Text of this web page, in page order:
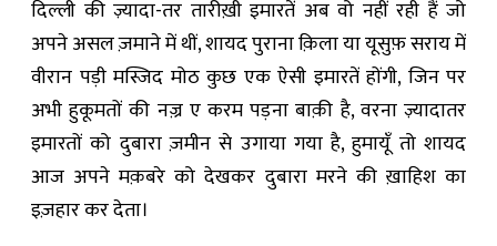
दिल्ली की ज़्यादा-तर तारीख़ी इमारतें अब वो नहीं रही हैं जो
अपने असल ज़माने में थीं,शायद पुराना क़िला या यूसुफ़ सराय में
वीरान पड़ी मस्जिद मोठ कुछ एक ऐसी इमारतें होंगी, जिन पर
अभी हुकूमतों की नज़्र ए करम पड़ना बाक़ी है,वरना ज़्यादातर
इमारतों को दुबारा ज़मीन से उगाया गया है,हुमायूँ तो शायद
आज अपने मक़बरे को देखकर दुबारा मरने की ख़ाहिश का
इज़हार कर देता।